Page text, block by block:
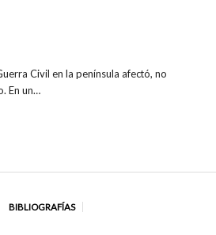
Civil en la península afectó, no
En un…
BIBLIOGRAFÍAS